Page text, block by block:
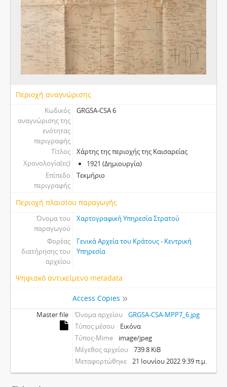
Περιοχή αναγνώρισης
Κωδικός
αναγνώρισης της
ενότητας
περιγραφής
GRGSA-CSA 6
Τίτλος
Χάρτης της περιοχής της Καισαρείας
Χρονολογία(ες)
1921 (Δημιουργία)
Επίπεδο
περιγραφής
Τεκμήριο
Περιοχή πλαισίου παραγωγής
Όνομα του
παραγωγού
Χαρτογραφική Υπηρεσία Στρατού
Φορέας
διατήρησης του
αρχείου
Γενικά Αρχεία του Κράτους - Κεντρική
Υπηρεσία
Ψηφιακό αντικείμενο metadata
Access Copies
Master file Όνομα αρχείου
GRGSA-CSA-MPP7_6.jpg
Τύπος μέσου
Εικόνα
Τύπος-Mime
image/jpeg
Μέγεθος αρχείου
739.8 KiB
Μεταφορτώθηκε
21 Ιουνίου 2022 9:39 π.μ.